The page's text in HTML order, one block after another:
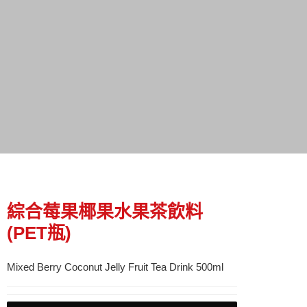
綜合莓果椰果水果茶飲料
(PET瓶)
Mixed Berry Coconut Jelly Fruit Tea Drink 500ml